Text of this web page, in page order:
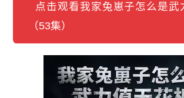
点击观看我家兔崽子怎么是武
（53集）